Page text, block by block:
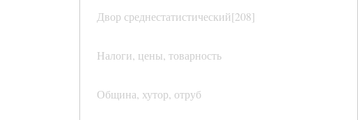
Двор среднестатистический[208]
Налоги, цены, товарность
Община, хутор, отруб